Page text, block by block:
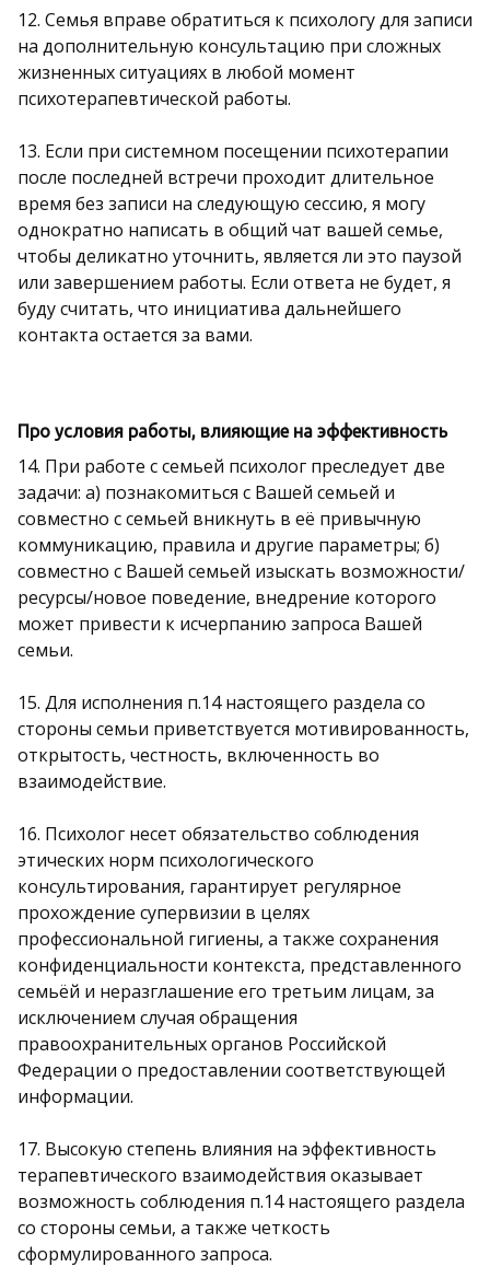
12. Семья вправе обратиться к психологу для записи
на дополнительную консультацию при сложных
жизненных ситуациях в любой момент
психотерапевтической работы.
13. Если при системном посещении психотерапии
после последней встречи проходит длительное
время без записи на следующую сессию, я могу
однократно написать в общий чат вашей семье,
чтобы деликатно уточнить, является ли это паузой
или завершением работы. Если ответа не будет, я
буду считать, что инициатива дальнейшего
контакта остается за вами.
Про условия работы, влияющие на эффективность
14. При работе с семьей психолог преследует две
задачи: а) познакомиться с Вашей семьей и
совместно с семьей вникнуть в её привычную
коммуникацию, правила и другие параметры; б)
совместно с Вашей семьей изыскать возможности/
ресурсы/новое поведение, внедрение которого
может привести к исчерпанию запроса Вашей
семьи.
15. Для исполнения п.14 настоящего раздела со
стороны семьи приветствуется мотивированность,
открытость, честность, включенность во
взаимодействие.
16. Психолог несет обязательство соблюдения
этических норм психологического
консультирования, гарантирует регулярное
прохождение супервизии в целях
профессиональной гигиены, а также сохранения
конфиденциальности контекста, представленного
семьёй и неразглашение его третьим лицам, за
исключением случая обращения
правоохранительных органов Российской
Федерации о предоставлении соответствующей
информации.
17. Высокую степень влияния на эффективность
терапевтического взаимодействия оказывает
возможность соблюдения п.14 настоящего раздела
со стороны семьи, а также четкость
сформулированного запроса.